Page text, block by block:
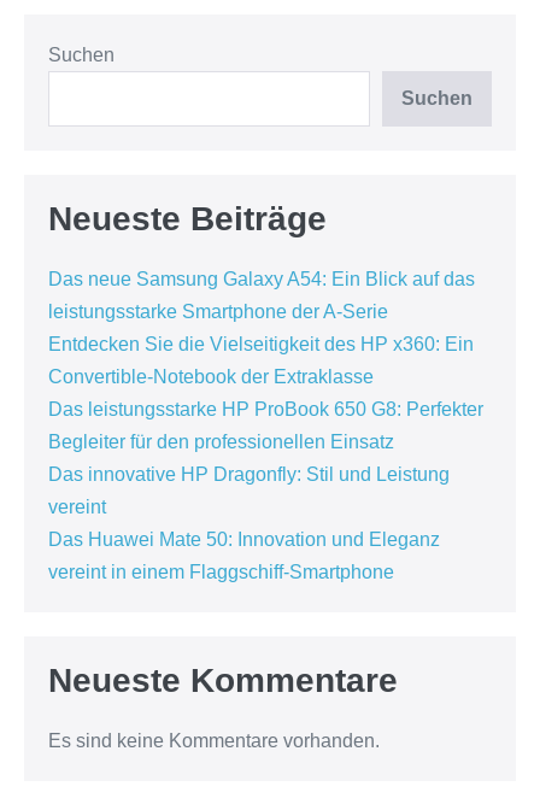
Suchen
Suchen
Neueste Beiträge
Das neue Samsung Galaxy A54: Ein Blick auf das
leistungsstarke Smartphone der A-Serie
Entdecken Sie die Vielseitigkeit des HP x360: Ein
Convertible-Notebook der Extraklasse
Das leistungsstarke HP ProBook 650 G8: Perfekter
Begleiter für den professionellen Einsatz
Das innovative HP Dragonfly: Stil und Leistung
vereint
Das Huawei Mate 50: Innovation und Eleganz
vereint in einem Flaggschiff-Smartphone
Neueste Kommentare
Es sind keine Kommentare vorhanden.